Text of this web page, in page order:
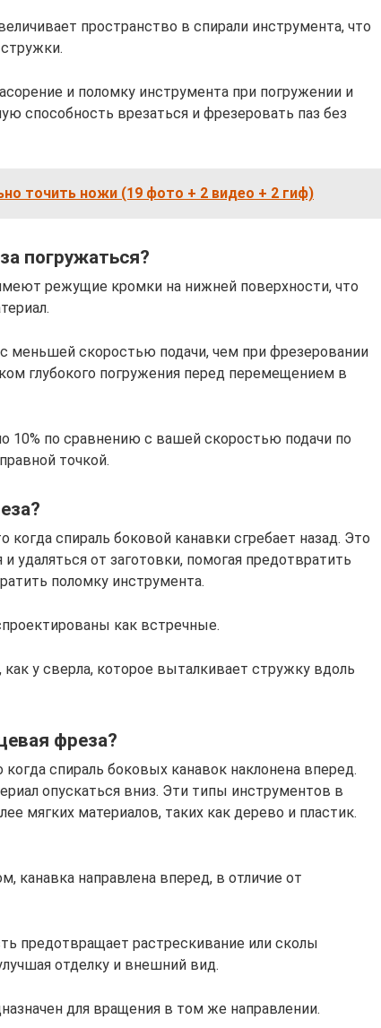
пространство в спирали инструмента, что
и поломку инструмента при погружении и
способность врезаться и фрезеровать паз без
точить ножи (19 фото + 2 видео + 2 гиф)
погружаться?
режущие кромки на нижней поверхности, что
меньшей скоростью подачи, чем при фрезеровании
глубокого погружения перед перемещением в
10% по сравнению с вашей скоростью подачи по
точкой.
когда спираль боковой канавки сгребает назад. Это
удаляться от заготовки, помогая предотвратить
поломку инструмента.
как встречные.
у сверла, которое выталкивает стружку вдоль
фреза?
спираль боковых канавок наклонена вперед.
опускаться вниз. Эти типы инструментов в
мягких материалов, таких как дерево и пластик.
канавка направлена ​​вперед, в отличие от
предотвращает растрескивание или сколы
отделку и внешний вид.
для вращения в том же направлении.